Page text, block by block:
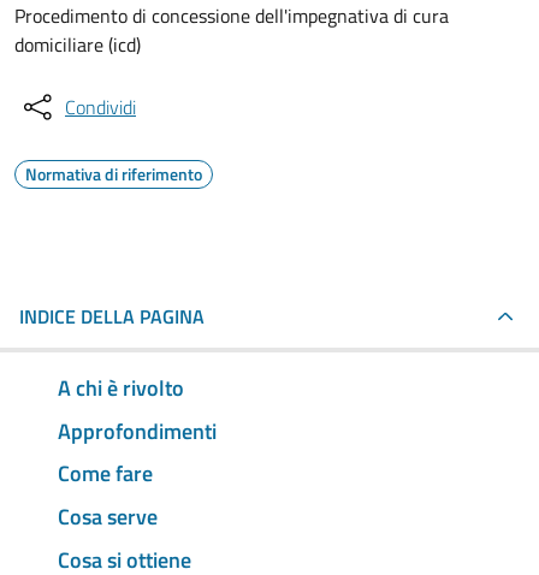
Procedimento di concessione dell'impegnativa di cura
domiciliare (icd)
Condividi
Normativa di riferimento
INDICE DELLA PAGINA
A chi è rivolto
Approfondimenti
Come fare
Cosa serve
Cosa si ottiene